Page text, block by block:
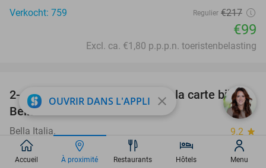
Verkocht: 759 Regulier €217
€99
Excl. ca. €1,80 p.p.p.n. toeristenbelasting
24%
2- of 3-gangendiner of -lunch à la carte bij
Bella Italia
Bella Italia. 9.2 star
Awans 11 min.
Verkocht: 17 ,40
OUVRIR DANS L'APPLI close
Accueil À proximité Restaurants Hôtels Menu